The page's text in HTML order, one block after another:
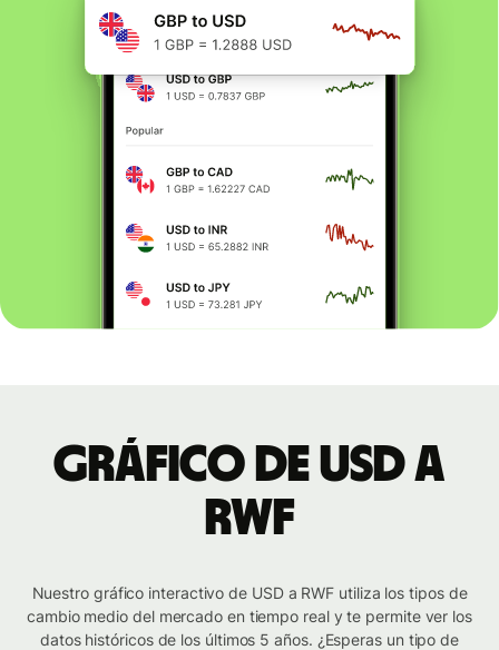
Gráfico de USD a
RWF
Nuestro gráfico interactivo de USD a RWF utiliza los tipos de
cambio medio del mercado en tiempo real y te permite ver los
datos históricos de los últimos 5 años. ¿Esperas un tipo de